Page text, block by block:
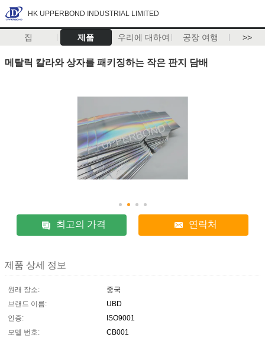
HK UPPERBOND INDUSTRIAL LIMITED
집 제품 우리에 대하여 공장 여행 >>
메탈릭 칼라와 상자를 패키징하는 작은 판지 담배
최고의 가격 연락처
제품 상세 정보
원래 장소:
중국
브랜드 이름:
UBD
인증:
ISO9001
모델 번호:
CB001